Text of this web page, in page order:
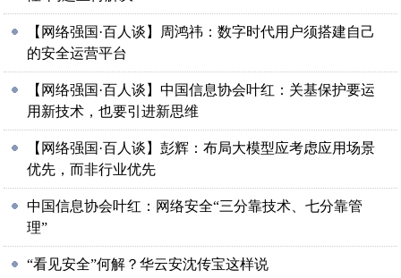
【网络强国·百人谈】周鸿祎：数字时代用户须搭建自己
的安全运营平台
【网络强国·百人谈】中国信息协会叶红：关基保护要运
用新技术，也要引进新思维
【网络强国·百人谈】彭辉：布局大模型应考虑应用场景
优先，而非行业优先
中国信息协会叶红：网络安全“三分靠技术、七分靠管
理”
“看见安全”何解？华云安沈传宝这样说